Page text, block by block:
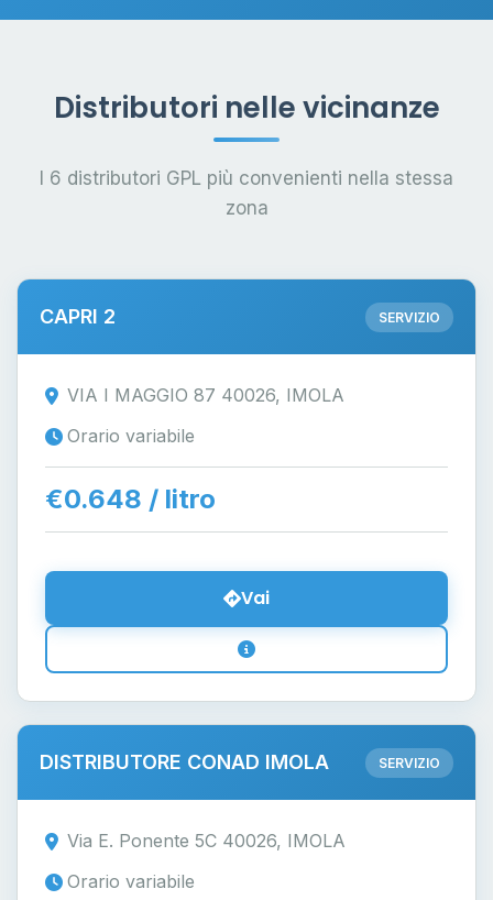
Distributori nelle vicinanze
I 6 distributori GPL più convenienti nella stessa
zona
CAPRI 2 SERVIZIO
VIA I MAGGIO 87 40026, IMOLA
Orario variabile
€0.648 / litro
Vai
DISTRIBUTORE CONAD IMOLA SERVIZIO
Via E. Ponente 5C 40026, IMOLA
Orario variabile